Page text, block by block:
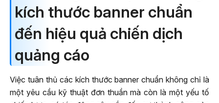
kích thước banner chuẩn
đến hiệu quả chiến dịch
quảng cáo
Việc tuân thủ các kích thước banner chuẩn không chỉ là
một yêu cầu kỹ thuật đơn thuần mà còn là một yếu tố